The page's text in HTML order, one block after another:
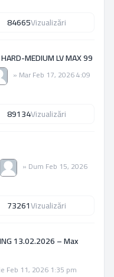
84665Vizualizări
MEDIUM LV MAX 99
» Mar Feb 17, 2026 4:09
89134Vizualizări
» Dum Feb 15, 2026
73261Vizualizări
13.02.2026 – Max
Feb 11, 2026 1:35 pm